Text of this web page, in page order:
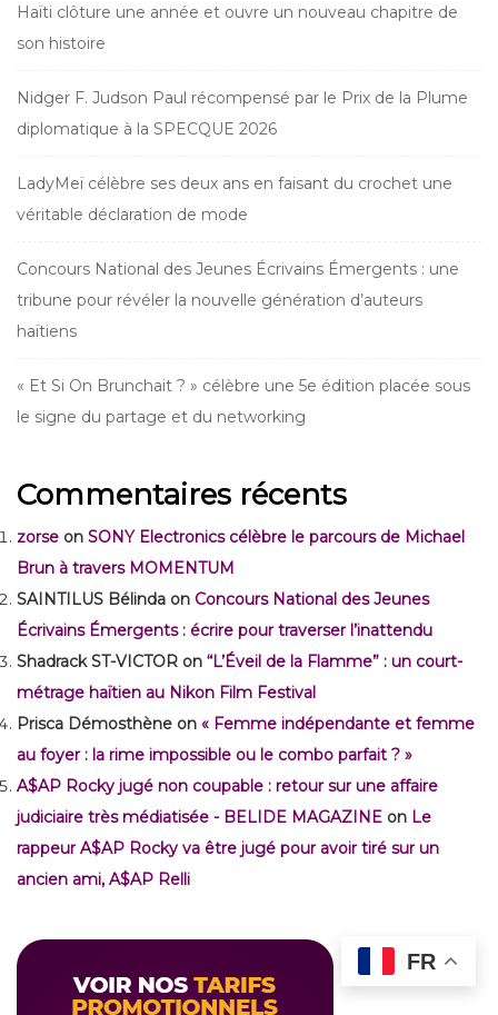
Haïti clôture une année et ouvre un nouveau chapitre de
son histoire
Nidger F. Judson Paul récompensé par le Prix de la Plume
diplomatique à la SPECQUE 2026
LadyMeï célèbre ses deux ans en faisant du crochet une
véritable déclaration de mode
Concours National des Jeunes Écrivains Émergents : une
tribune pour révéler la nouvelle génération d’auteurs
haïtiens
« Et Si On Brunchait ? » célèbre une 5e édition placée sous
le signe du partage et du networking
Commentaires récents
zorse on SONY Electronics célèbre le parcours de Michael
Brun à travers MOMENTUM
SAINTILUS Bélinda on Concours National des Jeunes
Écrivains Émergents : écrire pour traverser l’inattendu
Shadrack ST-VICTOR on “L’Éveil de la Flamme” : un court-
métrage haïtien au Nikon Film Festival
Prisca Démosthène on « Femme indépendante et femme
au foyer : la rime impossible ou le combo parfait ? »
A$AP Rocky jugé non coupable : retour sur une affaire
judiciaire très médiatisée - BELIDE MAGAZINE on Le
rappeur A$AP Rocky va être jugé pour avoir tiré sur un
ancien ami, A$AP Relli
FR